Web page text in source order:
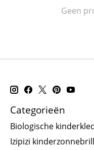
Geen
Categorieën
Biologische
Izipizi